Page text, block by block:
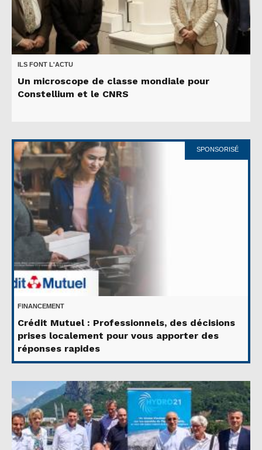
ILS FONT L'ACTU
Un microscope de classe mondiale pour
Constellium et le CNRS
SPONSORISÉ
FINANCEMENT
Crédit Mutuel : Professionnels, des décisions
prises localement pour vous apporter des
réponses rapides